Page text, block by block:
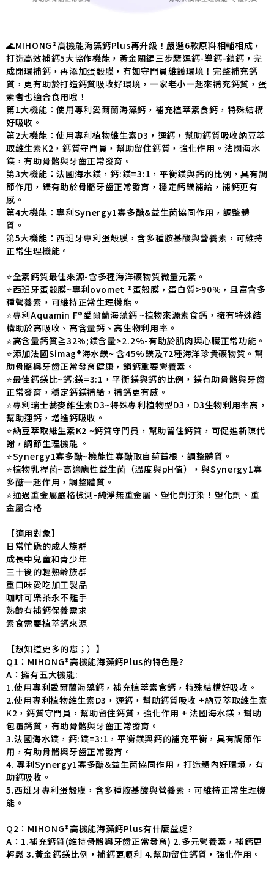
🌊MIHONG®高機能海藻鈣Plus再升級！嚴選6款原料相輔相成，
打造高效補鈣5大協作機能，黃金關鍵三步驟運鈣-導鈣-鎖鈣，完
成閉環補鈣，再添加蛋殼膜，有如守門員維護環境！完整補充鈣
質，更有助於打造鈣質吸收好環境，一家老小一起來補充鈣質，蛋
素者也適合食用哦！
第1大機能：使用專利愛爾蘭海藻鈣，補充植萃素食鈣，特殊結構
好吸收。
第2大機能：使用專利植物維生素D3，運鈣，幫助鈣質吸收納豆萃
取維生素K2，鈣質守門員，幫助留住鈣質，強化作用。法國海水
鎂，有助骨骼與牙齒正常發育。
第3大機能：法國海水鎂，鈣:鎂=3:1，平衡鎂與鈣的比例，具有調
節作用，鎂有助於骨骼牙齒正常發育，穩定鈣鎂補給，補鈣更有
感。
第4大機能：專利Synergy1寡多醣&益生菌協同作用，調整體
質。
第5大機能：西班牙專利蛋殼膜，含多種胺基酸與營養素，可維持
正常生理機能。
⭐️全素鈣質最佳來源-含多種海洋礦物質微量元素。
⭐️西班牙蛋殼膜~專利ovomet ®蛋殼膜，蛋白質>90%，且富含多
種營養素，可維持正常生理機能。
⭐️專利Aquamin F®愛爾蘭海藻鈣 ~植物來源素食鈣，擁有特殊結
構助於高吸收、高含量鈣、高生物利用率。
⭐️高含量鈣質≧32%;鎂含量>2.2%-有助於肌肉與心臟正常功能。
⭐️添加法國Simag®海水鎂~ 含45%鎂及72種海洋珍貴礦物質。幫
助骨骼與牙齒正常發育健康，鎖鈣重要營養素。
⭐️最佳鈣鎂比~鈣:鎂=3:1，平衡鎂與鈣的比例，鎂有助骨骼與牙齒
正常發育，穩定鈣鎂補給，補鈣更有感。
⭐️專利瑞士蕎麥維生素D3~特殊專利植物型D3，D3生物利用率高，
幫助運鈣，增進鈣吸收。
⭐️納豆萃取維生素K2 ~鈣質守門員，幫助留住鈣質，可促進新陳代
謝，調節生理機能 。
⭐️Synergy1寡多醣~機能性寡醣取自菊苣根．調整體質。
⭐️植物乳桿菌~高適應性益生菌（溫度與pH值），與Synergy1寡
多醣一起作用，調整體質。
⭐️通過重金屬嚴格檢測-純淨無重金屬、塑化劑汙染！塑化劑、重
金屬合格
【適用對象】
日常忙碌的成人族群
成長中兒童和青少年
三十後的輕熟齡族群
重口味愛吃加工製品
咖啡可樂茶永不離手
熟齡有補鈣保養需求
素食需要植萃鈣來源
【想知道更多的您；）】
Q1：MIHONG®高機能海藻鈣Plus的特色是?
A：擁有五大機能:
1.使用專利愛爾蘭海藻鈣，補充植萃素食鈣，特殊結構好吸收。
2.使用專利植物維生素D3，運鈣，幫助鈣質吸收 +納豆萃取維生素
K2，鈣質守門員，幫助留住鈣質，強化作用 + 法國海水鎂，幫助
包覆鈣質，有助骨骼與牙齒正常發育。
3.法國海水鎂，鈣:鎂=3:1，平衡鎂與鈣的補充平衡，具有調節作
用，有助骨骼與牙齒正常發育。
4. 專利Synergy1寡多醣&益生菌協同作用，打造體內好環境，有
助鈣吸收。
5.西班牙專利蛋殼膜，含多種胺基酸與營養素，可維持正常生理機
能。
Q2：MIHONG®高機能海藻鈣Plus有什麼益處?
A：1.補充鈣質(維持骨骼與牙齒正常發育) 2.多元營養素，補鈣更
輕鬆 3.黃金鈣鎂比例，補鈣更順利 4.幫助留住鈣質，強化作用。